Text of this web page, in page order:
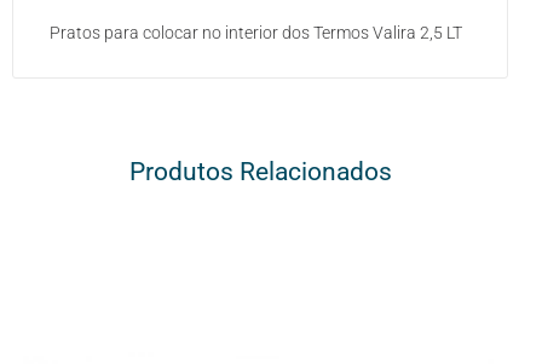
Pratos para colocar no interior dos Termos Valira 2,5 LT
Produtos Relacionados